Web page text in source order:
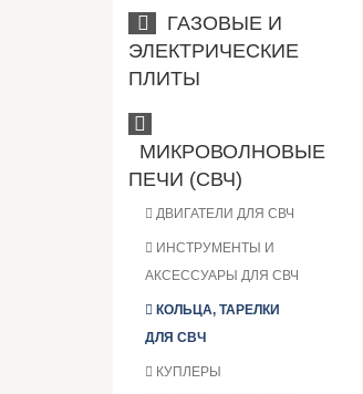
ГАЗОВЫЕ И
ЭЛЕКТРИЧЕСКИЕ
ПЛИТЫ
МИКРОВОЛНОВЫЕ
ПЕЧИ (СВЧ)
ДВИГАТЕЛИ ДЛЯ СВЧ
ИНСТРУМЕНТЫ И
АКСЕССУАРЫ ДЛЯ СВЧ
КОЛЬЦА, ТАРЕЛКИ
ДЛЯ СВЧ
КУПЛЕРЫ